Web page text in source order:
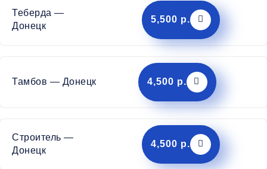
Теберда —
Донецк
5,500 р.
Тамбов — Донецк 4,500 р.
Строитель —
Донецк
4,500 р.